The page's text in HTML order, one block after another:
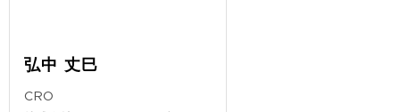
弘中 丈巳
CRO